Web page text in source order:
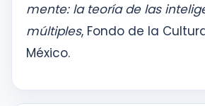
mente: la teoría de las
múltiples, Fondo de la
México.